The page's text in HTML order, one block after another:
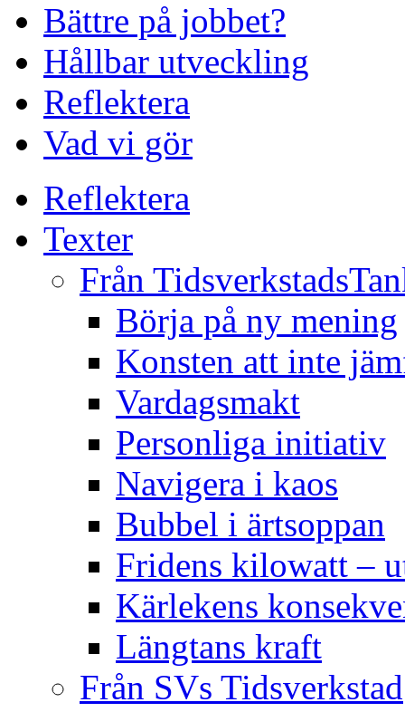
Bättre på jobbet?
Hållbar utveckling
Reflektera
Vad vi gör
Reflektera
Texter
Från
Börja på ny mening
Konsten att inte
Vardagsmakt
Personliga initiativ
Navigera i kaos
Bubbel i ärtsoppan
Fridens kilowatt –
Kärlekens
Längtans kraft
Från SVs Tidsverkstad